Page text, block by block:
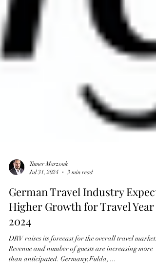
Jul 31, 2024
3 min read
German Travel Industry Expects
Higher Growth for Travel Year
2024
DRV raises its forecast for the overall travel market: